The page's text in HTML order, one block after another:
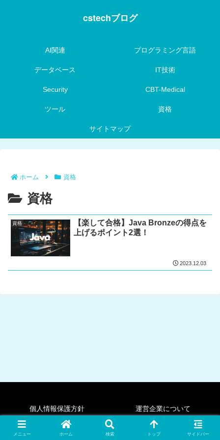
cstechブログ
AI関連 プログラミング言語
データベース IT技術
Security CBT-Medical
ツール 資格
サイトマップ
ホーム 資格
資格
資格
【楽して合格】Java Bronzeの得点を
上げるポイント2選！
2023.12.03
個人情報保護方針 運営企業について
Copyright © 2023-2026 cstechブログ All Rights Reserved.
メニュー ホーム 検索 トップ サイドバー